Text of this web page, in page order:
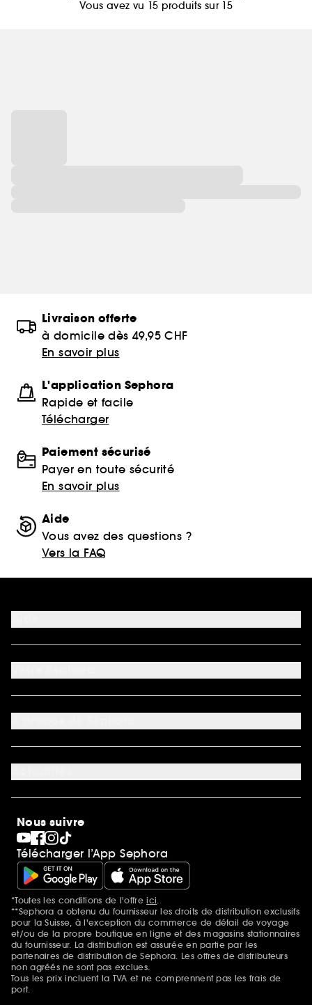
Vous avez vu 15 produits sur 15
Livraison offerte
à domicile dès 49,95 CHF
En savoir plus
L'application Sephora
Rapide et facile
Télécharger
Paiement sécurisé
Payer en toute sécurité
En savoir plus
Aide
Vous avez des questions ?
Vers la FAQ
FAQ
Nous contacter
Mon compte
Préférence cookies
Découvrir Sephora
Carrière
SEPHORA Prize
Clean at Sephora
Pride
Nous suivre
Télécharger l’App Sephora
Mentions additionnelles
*Toutes les conditions de l'offreici.
**Sephora a obtenu du fournisseur les droits de distribution exclusifs
pour la Suisse, à l'exception du commerce de détail de voyage
et/ou de la propre boutique en ligne et des magasins stationnaires
du fournisseur. La distribution est assurée en partie par les
partenaires de distribution de Sephora. Les offres de distributeurs
non agréés ne sont pas exclues.
Tous les prix incluent la TVA et ne comprennent pas les frais de
port.